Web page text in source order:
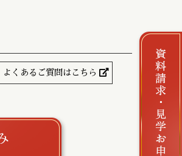
よくあるご質問はこちら